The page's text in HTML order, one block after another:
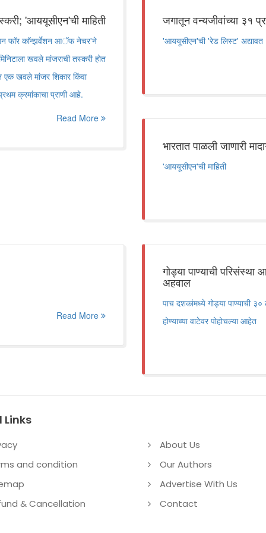
'आययूसीएन'ची माहिती
फाॅर काॅन्झर्वेशन आॅफ नेचर'ने
खवले मांजराची तस्करी होत
एक खवले मांजर शिकार किंवा
क्रमांकाचा प्राणी आहे.
Read More
जगातून वन्यजीवांच्या ३१
'आययूसीएन'ची 'रेड लिस्ट' अद्यावत
भारतात पाळली जाणारी
'आययूसीएन'ची माहिती
Read More
गोड्या पाण्याची
अहवाल
पाच दशकांमध्ये गोड्या पाण्याची
होण्याच्या वाटेवर पोहोचल्या आहेत
Links
and condition
& Cancellation
About Us
Our Authors
Advertise With Us
Contact